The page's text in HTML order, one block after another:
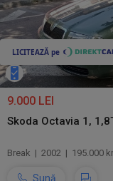
9.000 LEI
Skoda Octavia 1,
Break | 2002 | 195.000
Sună